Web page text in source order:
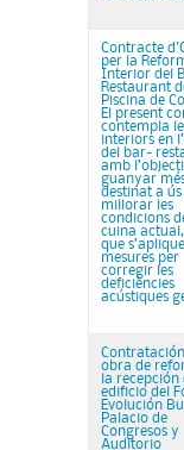
Contracte
per la
Interior del
Restaurant
Piscina de
El present
contempla
interiors en
del bar-
amb
guanyar
destinat a
millorar les
condicions
cuina
que
mesures per
corregir les
deficiències
acústiques
obra de
la recepción
edificio del
Evolución
Palacio de
Congresos y
Auditorio